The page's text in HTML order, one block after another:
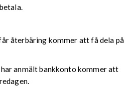
återbäring kommer att få dela på
anmält bankkonto kommer att